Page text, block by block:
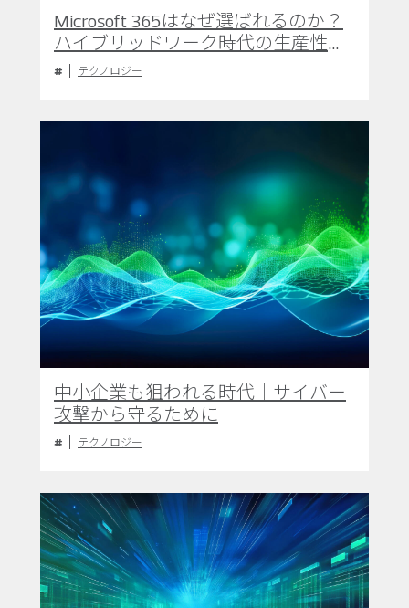
Microsoft 365はなぜ選ばれるのか？
ハイブリッドワーク時代の生産性と
セキュリティを最大化する基盤
テクノロジー
中小企業も狙われる時代｜サイバー
攻撃から守るために
テクノロジー